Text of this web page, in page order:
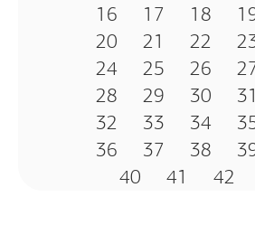
16
17 18
20
21 22
24
25 26
28
29 30
31
32
33 34
36
37 38
40
41 42